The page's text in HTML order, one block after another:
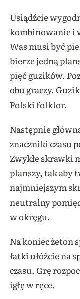
Usiądźcie
kombinowanie i
Was musi być
bierze jedną
pięć guzików.
obu graczy.
Polski folklor.
Następnie
znaczniki czasu
Zwykłe skrawki
planszy, tak aby
najmniejszym
neutralny
w okręgu.
Na koniec żeton
łatki ułóżcie na
czasu. Grę
igłę w ręce.